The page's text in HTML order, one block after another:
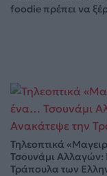
foodie πρέπει να
Τηλεοπτικά
Τσουνάμι
Τράπουλα των